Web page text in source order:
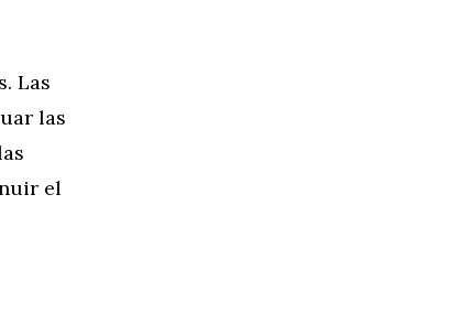
Las
las
el